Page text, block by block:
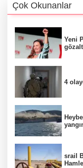
Çok Okunanlar
Yeni
4
srail